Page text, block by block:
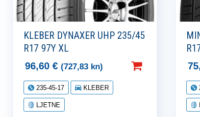
KLEBER DYNAXER UHP 235/45
R17 97Y XL
96,60 € (727,83 kn)
235-45-17 KLEBER
LJETNE